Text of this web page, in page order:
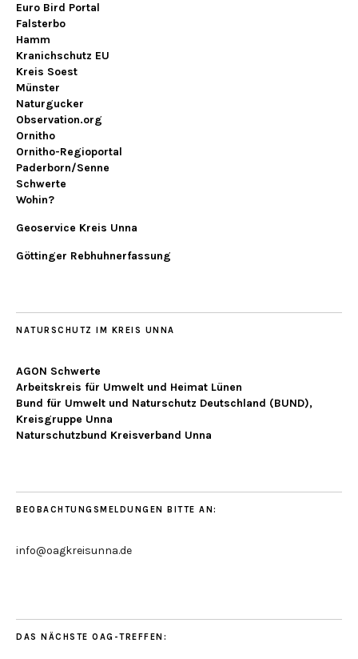
Euro Bird Portal
Falsterbo
Hamm
Kranichschutz EU
Kreis Soest
Münster
Naturgucker
Observation.org
Ornitho
Ornitho-Regioportal
Paderborn/Senne
Schwerte
Wohin?
Geoservice Kreis Unna
Göttinger Rebhuhnerfassung
NATURSCHUTZ IM KREIS UNNA
AGON Schwerte
Arbeitskreis für Umwelt und Heimat Lünen
Bund für Umwelt und Naturschutz Deutschland (BUND),
Kreisgruppe Unna
Naturschutzbund Kreisverband Unna
BEOBACHTUNGSMELDUNGEN BITTE AN:
info@oagkreisunna.de
DAS NÄCHSTE OAG-TREFFEN: